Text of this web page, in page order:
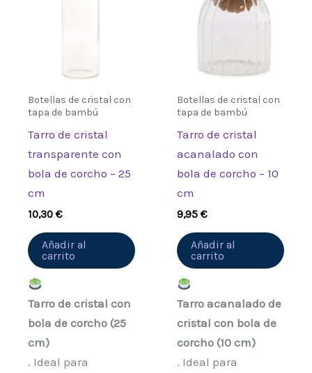
Botellas de cristal con
tapa de bambú
Tarro de cristal
transparente con
bola de corcho – 25
cm
10,30€
Añadir al
carrito
Tarro de cristal con
bola de corcho (25
cm)
. Ideal para
Botellas de cristal con
tapa de bambú
Tarro de cristal
acanalado con
bola de corcho – 10
cm
9,95€
Añadir al
carrito
Tarro acanalado de
cristal con bola de
corcho (10 cm)
. Ideal para